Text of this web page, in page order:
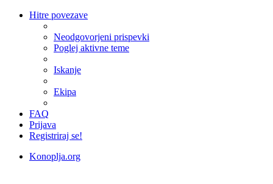
Hitre povezave
Neodgovorjeni prispevki
Poglej aktivne teme
Iskanje
Ekipa
FAQ
Prijava
Registriraj se!
Konoplja.org